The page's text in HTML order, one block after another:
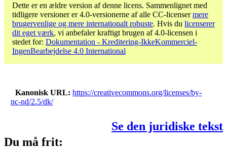
Dette er en ældre version af denne licens. Sammenlignet med
tidligere versioner er 4.0-versionerne af alle CC-licensermere
brugervenlige og mere internationalt robuste. Hvis du licenserer
dit eget værk, vi anbefaler kraftigt brugen af ​​4.0-licensen i
stedet for: Dokumentation - Kreditering-IkkeKommerciel-
IngenBearbejdelse 4.0 International
Kanonisk URL
https://creativecommons.org/licenses/by-
nc-nd/2.5/dk/
Se den juridiske tekst
Du må frit: